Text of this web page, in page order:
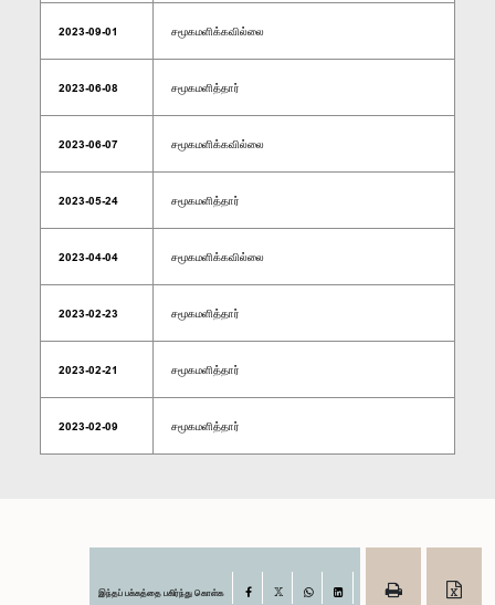
2023-09-01 சமூகமளிக்கவில்லை
2023-06-08 சமூகமளித்தார்
2023-06-07 சமூகமளிக்கவில்லை
2023-05-24 சமூகமளித்தார்
2023-04-04 சமூகமளிக்கவில்லை
2023-02-23 சமூகமளித்தார்
2023-02-21 சமூகமளித்தார்
2023-02-09 சமூகமளித்தார்
இந்தப் பக்கத்தை பகிர்ந்து கொள்க Facebook